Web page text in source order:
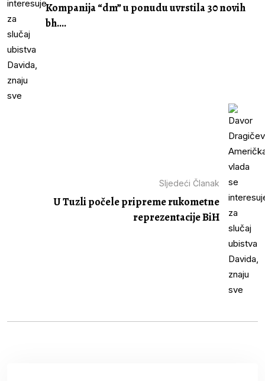
Kompanija “dm” u ponudu uvrstila 30 novih
bh....
Sljedeći Članak
U Tuzli počele pripreme rukometne
reprezentacije BiH